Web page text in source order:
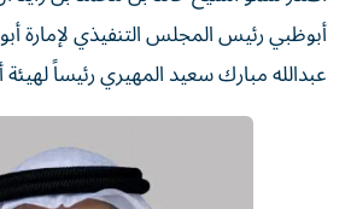
أبوظبي رئيس المجلس التنفيذي لإمارة
عبدالله مبارك سعيد المهيري رئيساً